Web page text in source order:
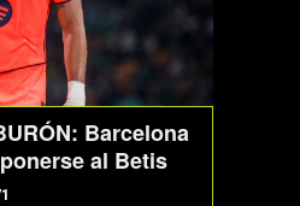
Barcelona
al Betis